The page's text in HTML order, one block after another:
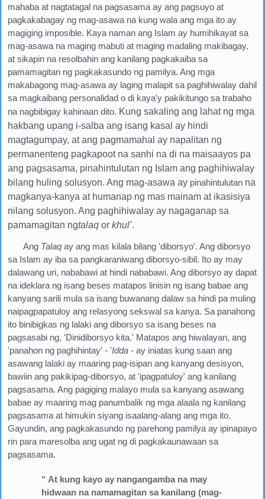
mahaba at nagtatagal na pagsasama ay ang pagsuyo at
pagkakabagay ng mag-asawa na kung wala ang mga ito ay
magiging imposible. Kaya naman ang Islam ay humihikayat sa
mag-asawa na maging mabuti at maging madaling makibagay,
at sikapin na resolbahin ang kanilang pagkakaiba sa
pamamagitan ng pagkakasundo ng pamilya. Ang mga
makabagong mag-asawa ay laging malapit sa paghihiwalay dahil
sa magkaibang personalidad o di kaya'y pakikitungo sa trabaho
na nagbibigay kahinaan dito. Kung sakaling ang lahat ng mga
hakbang upang i-salba ang isang kasal ay hindi
magtagumpay, at ang pagmamahal ay napalitan ng
permanenteng pagkapoot na sanhi na di na maisaayos pa
ang pagsasama, pinahintulutan ng Islam ang paghihiwalay
bilang huling solusyon. Ang mag-asawa ay pinahintulutan na
magkanya-kanya at humanap ng mas mainam at ikasisiya
nilang solusyon. Ang paghihiwalay ay nagaganap sa
pamamagitan ngtalaq or khul’.
Ang Talaqay ang mas kilala bilang 'diborsyo'. Ang diborsyo
sa Islam ay iba sa pangkaraniwang diborsyo-sibil. Ito ay may
dalawang uri, nababawi at hindi nababawi. Ang diborsyo ay dapat
na ideklara ng isang beses matapos linisin ng isang babae ang
kanyang sarili mula sa isang buwanang dalaw sa hindi pa muling
naipagpapatuloy ang relasyong sekswal sa kanya. Sa panahong
ito binibigkas ng lalaki ang diborsyo sa isang beses na
pagsasabi ng, 'Dinidiborsyo kita.' Matapos ang hiwalayan, ang
'panahon ng paghihintay' - 'Idda - ay iniatas kung saan ang
asawang lalaki ay maaring pag-isipan ang kanyang desisyon,
bawiin ang pakikipag-diborsyo, at 'ipagpatuloy' ang kanilang
pagsasama. Ang pagiging malayo mula sa kanyang asawang
babae ay maaring mag panumbalik ng mga alaala ng kanilang
pagsasama at himukin siyang isaalang-alang ang mga ito.
Gayundin, ang pagkakasundo ng parehong pamilya ay ipinapayo
rin para maresolba ang ugat ng di pagkakaunawaan sa
pagsasama.
“ At kung kayo ay nangangamba na may
hidwaan na namamagitan sa kanilang (mag-